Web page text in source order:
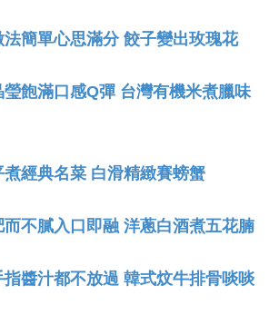
法簡單心思滿分 餃子變出玫瑰花
瑩飽滿口感Q彈 台灣有機米煮臘味
煮經典名菜 白滑精緻賽螃蟹
而不膩入口即融 洋蔥白酒煮五花腩
指醬汁都不放過 韓式炆牛排骨啖啖